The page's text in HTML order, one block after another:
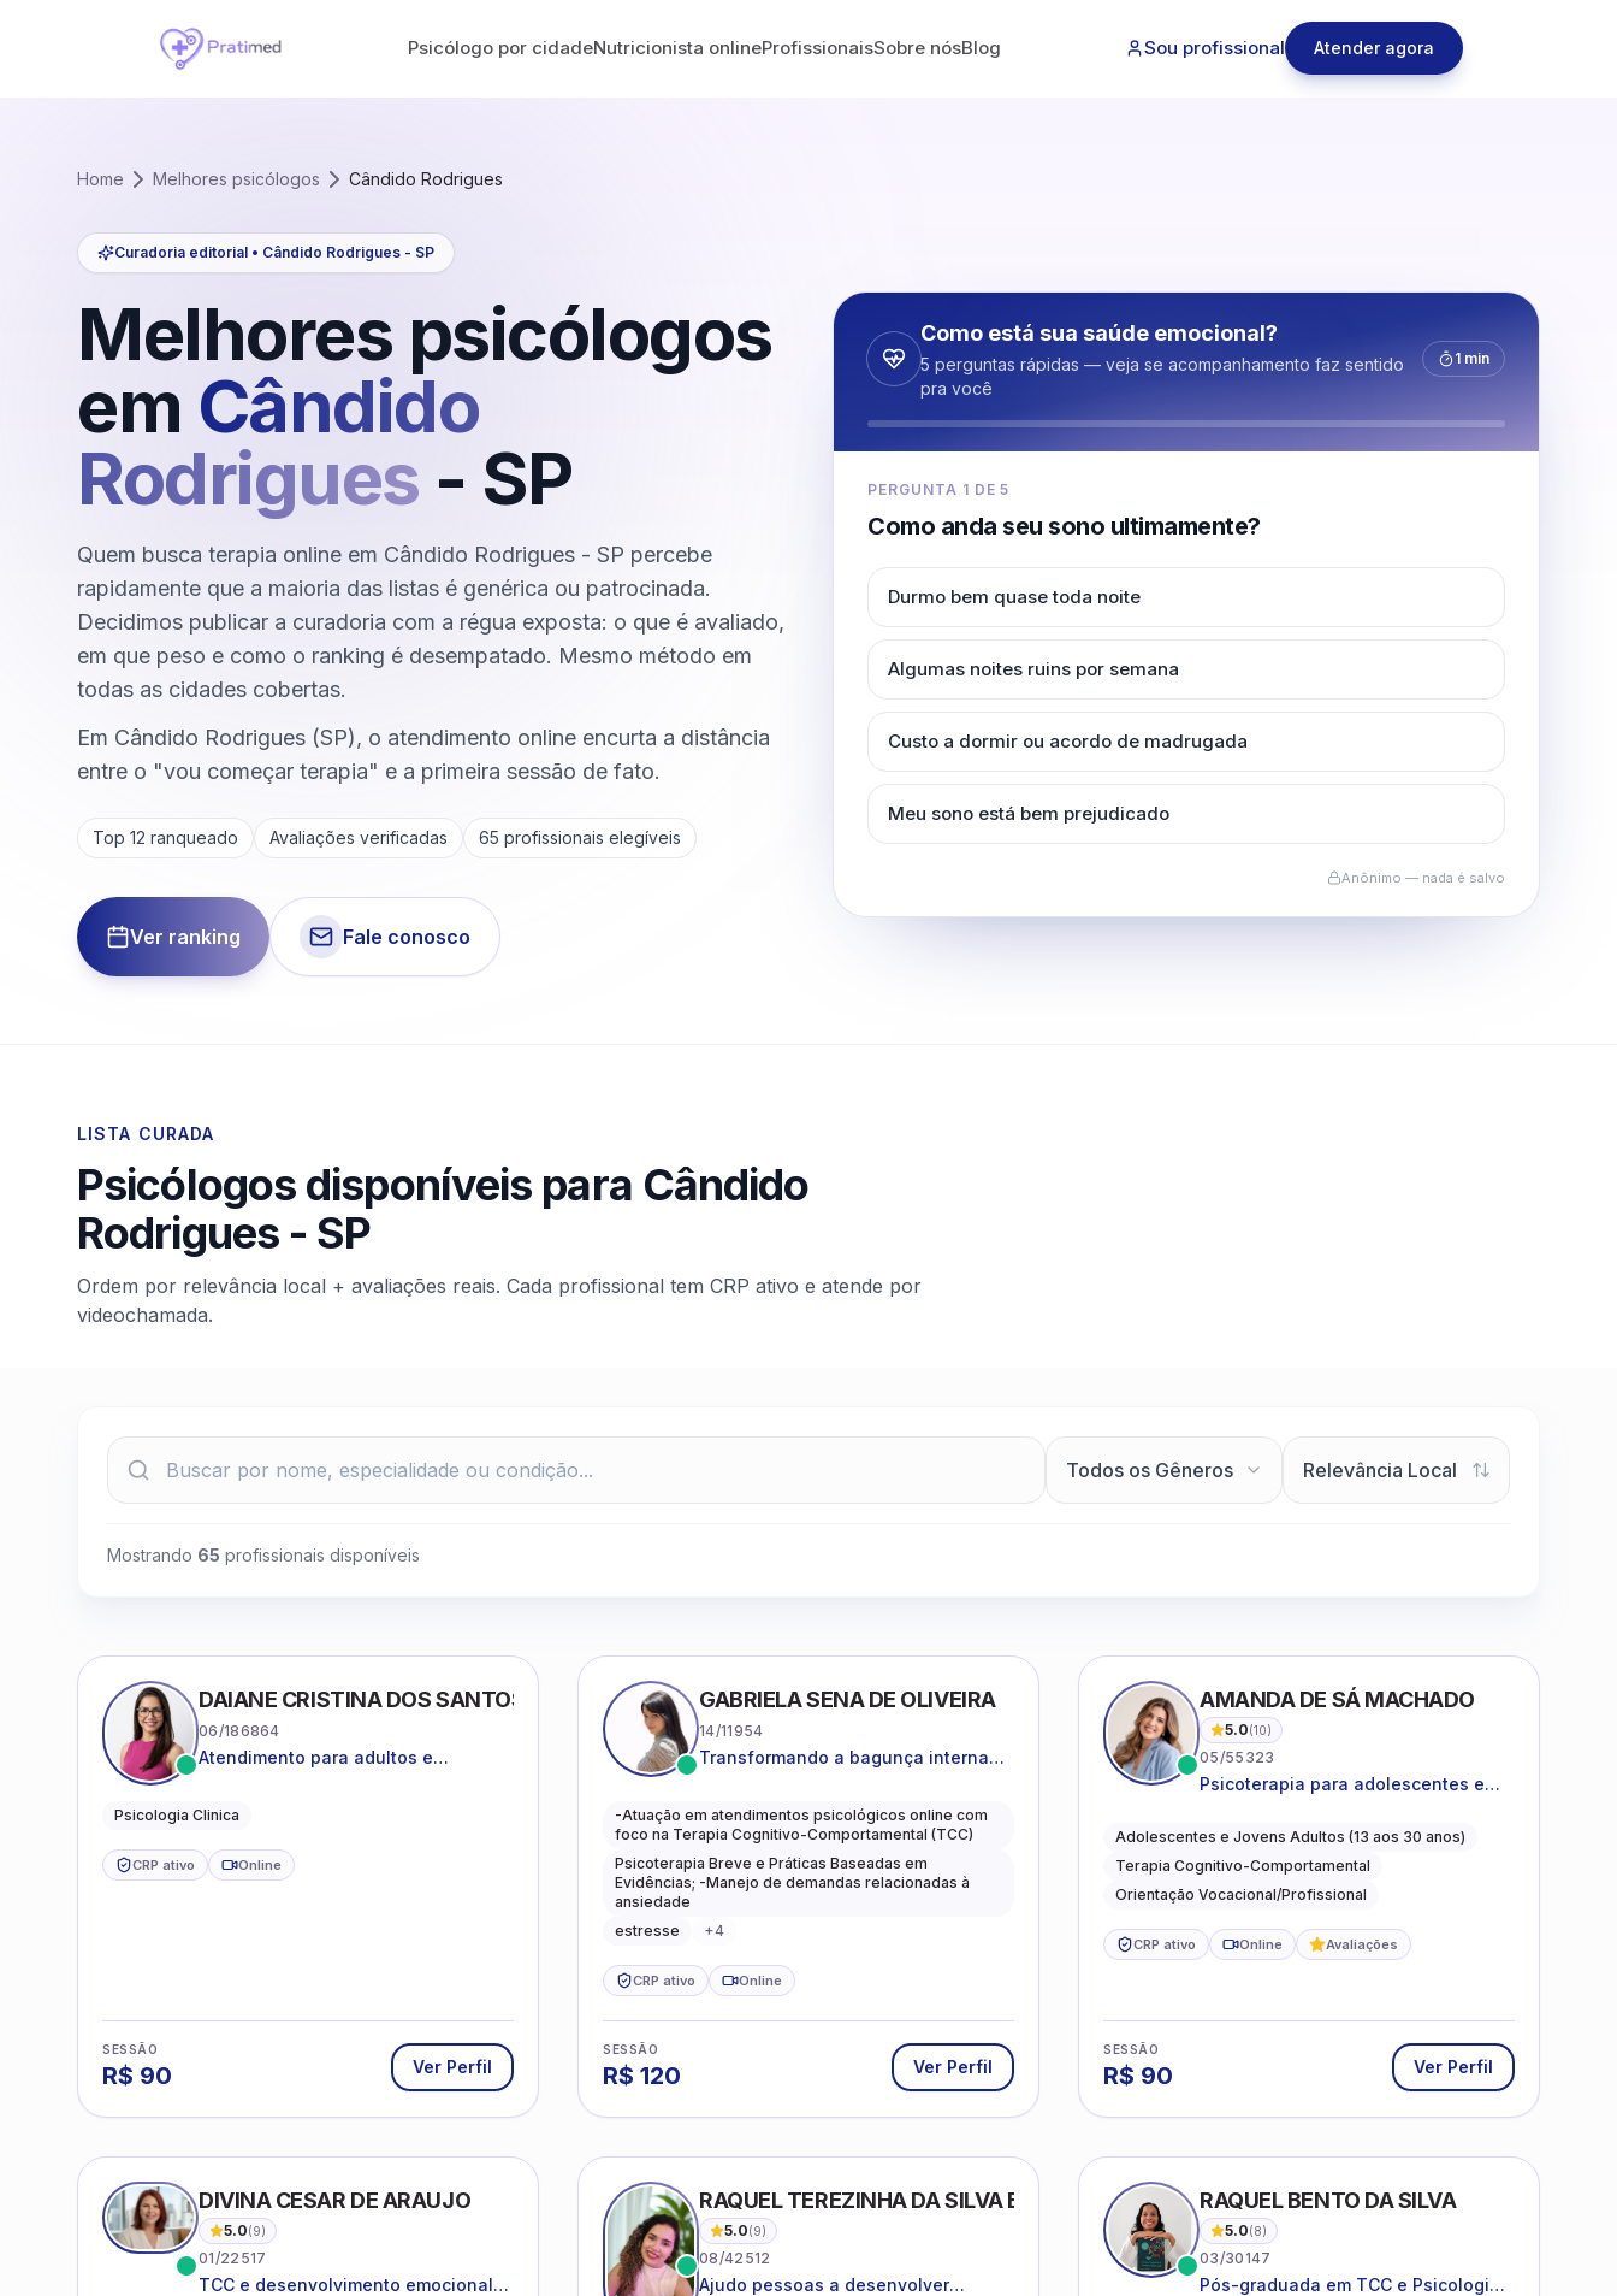
Psicólogo por cidadeNutricionista onlineProfissionaisSobre nósBlog Sou profissional Atender agora
Home Melhores psicólogos Cândido Rodrigues
Curadoria editorial • Cândido Rodrigues - SP
Melhores psicólogos
em Cândido
Rodrigues - SP
Quem busca terapia online em Cândido Rodrigues - SP percebe
rapidamente que a maioria das listas é genérica ou patrocinada.
Decidimos publicar a curadoria com a régua exposta: o que é avaliado,
em que peso e como o ranking é desempatado. Mesmo método em
todas as cidades cobertas.
Em Cândido Rodrigues (SP), o atendimento online encurta a distância
entre o "vou começar terapia" e a primeira sessão de fato.
Top 12 ranqueado Avaliações verificadas 65 profissionais elegíveis
Ver ranking Fale conosco
Como está sua saúde emocional?
5 perguntas rápidas — veja se acompanhamento faz sentido
pra você
1 min
PERGUNTA 1 DE5
Como anda seu sono ultimamente?
Durmo bem quase toda noite
Algumas noites ruins por semana
Custo a dormir ou acordo de madrugada
Meu sono está bem prejudicado
Anônimo — nada é salvo
LISTA CURADA
Psicólogos disponíveis para Cândido
Rodrigues- SP
Ordem por relevância local + avaliações reais. Cada profissional tem CRP ativo e atende por
videochamada.
Mostrando 65 profissionais disponíveis
DAIANE CRISTINA DOS SANTOS
06/186864
Atendimento para adultos e
Psicologia Clinica
CRP ativo Online
SESSÃO
R$ 90 Ver Perfil
GABRIELA SENA DE OLIVEIRA
14/11954
Transformando a bagunça interna
leveza e caminhos mais gentis para
se viver.
-Atuação em atendimentos psicológicos online com
foco na Terapia Cognitivo-Comportamental (TCC)
Psicoterapia Breve e Práticas Baseadas em
Evidências; -Manejo de demandas relacionadas à
ansiedade
estresse
+4
CRP ativo Online
SESSÃO
R$ 120 Ver Perfil
AMANDA DE SÁ MACHADO
5.0(10)
05/55323
Psicoterapia para adolescentes e
ansiedade, autoestima, relações e
orientação profissional
Adolescentes e Jovens Adultos (13 aos 30 anos)
Terapia Cognitivo-Comportamental
Orientação Vocacional/Profissional
CRP ativo Online Avaliações
SESSÃO
R$ 90 Ver Perfil
DIVINA CESAR DE ARAUJO
5.0(9)
01/22517
TCC e desenvolvimento emocional
RAQUEL TEREZINHA DA SILVA BIONDI
5.0(9)
08/42512
Ajudo pessoas a desenvolver
RAQUEL BENTO DA SILVA
5.0(8)
03/30147
Pós-graduada em TCC e Psicologia